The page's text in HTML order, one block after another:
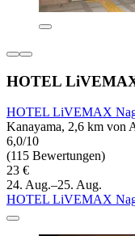
HOTEL
HOTEL LiVEMAX
Kanayama, 2,6 km von
6,0/10
(115 Bewertungen)
23 €
24. Aug.–25. Aug.
HOTEL LiVEMAX